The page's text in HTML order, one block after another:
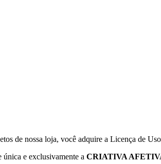
de nossa loja, você adquire a Licença de
e exclusivamente a CRIATIVA